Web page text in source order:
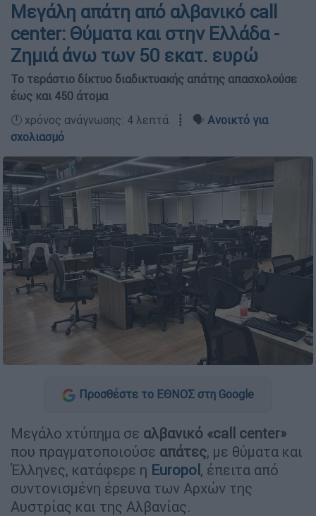
Μεγάλη απάτη από αλβανικό call
center: Θύματα και στην Ελλάδα -
Ζημιά άνω των 50 εκατ. ευρώ
Το τεράστιο δίκτυο διαδικτυακής απάτης απασχολούσε
έως και 450 άτομα
🕛 χρόνος ανάγνωσης: 4 λεπτά ┋ 🗣️ Ανοικτό για
σχολιασμό
Προσθέστε το ΕΘΝΟΣ στη Google
Μεγάλο χτύπημα σε αλβανικό «call center»
που πραγματοποιούσε απάτες, με θύματα και
Έλληνες, κατάφερε η Europol , έπειτα από
συντονισμένη έρευνα των Αρχών της
Αυστρίας και της Αλβανίας.